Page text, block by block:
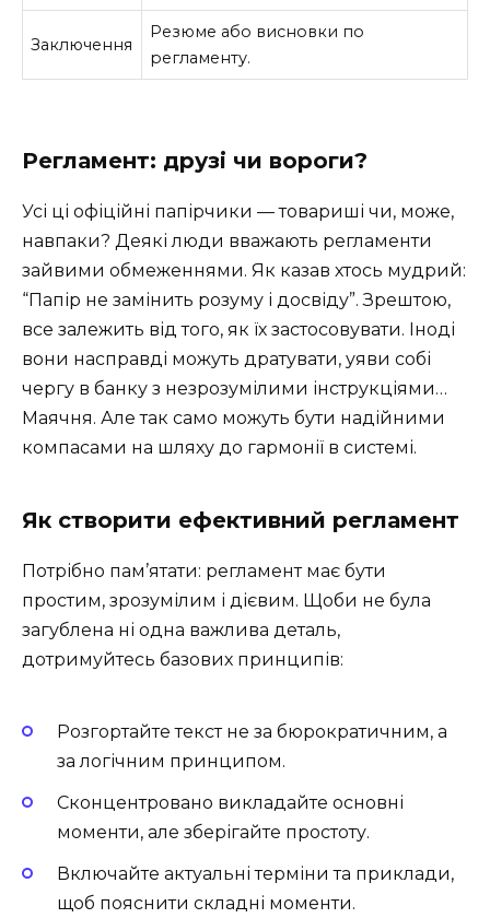
Заключення
Резюме або висновки по
регламенту.
Регламент: друзі чи вороги?
Усі ці офіційні папірчики — товариші чи, може,
навпаки? Деякі люди вважають регламенти
зайвими обмеженнями. Як казав хтось мудрий:
“Папір не замінить розуму і досвіду”. Зрештою,
все залежить від того, як їх застосовувати. Іноді
вони насправді можуть дратувати, уяви собі
чергу в банку з незрозумілими інструкціями…
Маячня. Але так само можуть бути надійними
компасами на шляху до гармонії в системі.
Як створити ефективний регламент
Потрібно пам’ятати: регламент має бути
простим, зрозумілим і дієвим. Щоби не була
загублена ні одна важлива деталь,
дотримуйтесь базових принципів:
Розгортайте текст не за бюрократичним, а
за логічним принципом.
Сконцентровано викладайте основні
моменти, але зберігайте простоту.
Включайте актуальні терміни та приклади,
щоб пояснити складні моменти.